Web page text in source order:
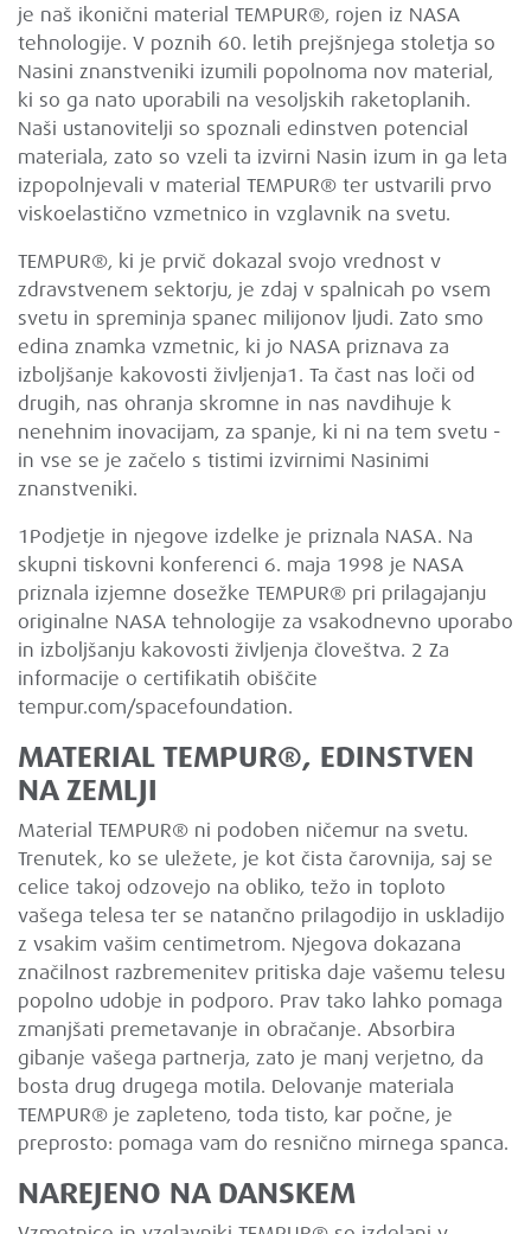
je naš ikonični material TEMPUR®, rojen iz NASA
tehnologije. V poznih 60. letih prejšnjega stoletja so
Nasini znanstveniki izumili popolnoma nov material,
ki so ga nato uporabili na vesoljskih raketoplanih.
Naši ustanovitelji so spoznali edinstven potencial
materiala, zato so vzeli ta izvirni Nasin izum in ga leta
izpopolnjevali v material TEMPUR® ter ustvarili prvo
viskoelastično vzmetnico in vzglavnik na svetu.
TEMPUR®, ki je prvič dokazal svojo vrednost v
zdravstvenem sektorju, je zdaj v spalnicah po vsem
svetu in spreminja spanec milijonov ljudi. Zato smo
edina znamka vzmetnic, ki jo NASA priznava za
izboljšanje kakovosti življenja1. Ta čast nas loči od
drugih, nas ohranja skromne in nas navdihuje k
nenehnim inovacijam, za spanje, ki ni na tem svetu -
in vse se je začelo s tistimi izvirnimi Nasinimi
znanstveniki.
1Podjetje in njegove izdelke je priznala NASA. Na
skupni tiskovni konferenci 6. maja 1998 je NASA
priznala izjemne dosežke TEMPUR® pri prilagajanju
originalne NASA tehnologije za vsakodnevno uporabo
in izboljšanju kakovosti življenja človeštva. 2 Za
informacije o certifikatih obiščite
tempur.com/spacefoundation.
MATERIAL TEMPUR®, EDINSTVEN
NA ZEMLJI
Material TEMPUR® ni podoben ničemur na svetu.
Trenutek, ko se uležete, je kot čista čarovnija, saj se
celice takoj odzovejo na obliko, težo in toploto
vašega telesa ter se natančno prilagodijo in uskladijo
z vsakim vašim centimetrom. Njegova dokazana
značilnost razbremenitev pritiska daje vašemu telesu
popolno udobje in podporo. Prav tako lahko pomaga
zmanjšati premetavanje in obračanje. Absorbira
gibanje vašega partnerja, zato je manj verjetno, da
bosta drug drugega motila. Delovanje materiala
TEMPUR® je zapleteno, toda tisto, kar počne, je
preprosto: pomaga vam do resnično mirnega spanca.
NAREJENO NA DANSKEM